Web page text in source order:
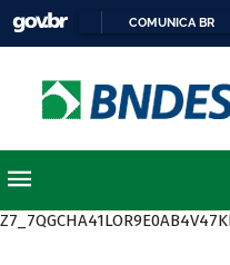
COMUNICA BR